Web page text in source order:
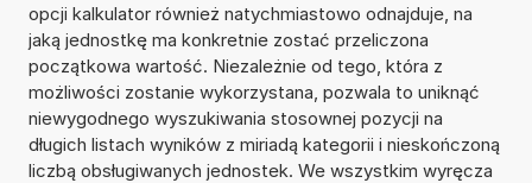
opcji kalkulator również natychmiastowo odnajduje, na
jaką jednostkę ma konkretnie zostać przeliczona
początkowa wartość. Niezależnie od tego, która z
możliwości zostanie wykorzystana, pozwala to uniknąć
niewygodnego wyszukiwania stosownej pozycji na
długich listach wyników z miriadą kategorii i nieskończoną
liczbą obsługiwanych jednostek. We wszystkim wyręcza